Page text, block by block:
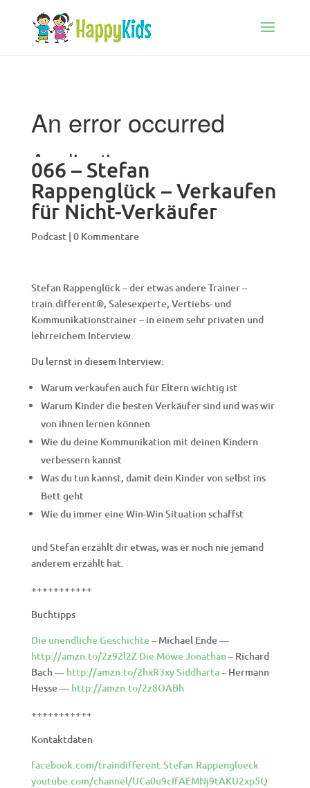
066 – Stefan
Rappenglück – Verkaufen
für Nicht-Verkäufer
Podcast| 0 Kommentare
Stefan Rappenglück – der etwas andere Trainer –
train.different®, Salesexperte, Vertiebs- und
Kommunikationstrainer – in einem sehr privaten und
lehrreichem Interview.
Du lernst in diesem Interview:
Warum verkaufen auch für Eltern wichtig ist
Warum Kinder die besten Verkäufer sind und was wir
von ihnen lernen können
Wie du deine Kommunikation mit deinen Kindern
verbessern kannst
Was du tun kannst, damit dein Kinder von selbst ins
Bett geht
Wie du immer eine Win-Win Situation schaffst
und Stefan erzählt dir etwas, was er noch nie jemand
anderem erzählt hat.
+++++++++++
Buchtipps
Die unendliche Geschichte– Michael Ende —
http://amzn.to/2z92l2Z Die Möwe Jonathan– Richard
Bach — http://amzn.to/2hxR3xySiddharta– Hermann
Hesse — http://amzn.to/2z8OABh
+++++++++++
Kontaktdaten
facebook.com/traindifferent.Stefan.Rappenglueck
youtube.com/channel/UCa0u9cIfAEMNj9tAKU2xp5Q